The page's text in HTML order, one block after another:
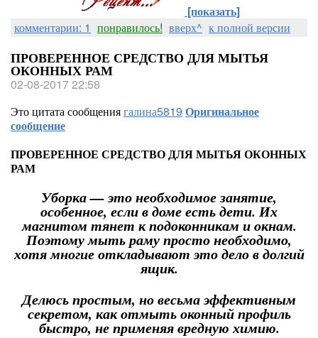
[показать]
комментарии: 1 понравилось! вверх^ к полной версии
ПРОВЕРЕННОЕ СРЕДСТВО ДЛЯ МЫТЬЯ
ОКОННЫХ РАМ
02-08-2017 22:58
Это цитата сообщениягалина5819 Оригинальное
сообщение
ПРОВЕРЕННОЕ СРЕДСТВО ДЛЯ МЫТЬЯ ОКОННЫХ
РАМ
Уборка — это необходимое занятие,
особенное, если в доме есть дети. Их
магнитом тянет к подоконникам и окнам.
Поэтому мыть раму просто необходимо,
хотя многие откладывают это дело в долгий
ящик.
Делюсь простым, но весьма эффективным
секретом, как отмыть оконный профиль
быстро, не применяя вредную химию.